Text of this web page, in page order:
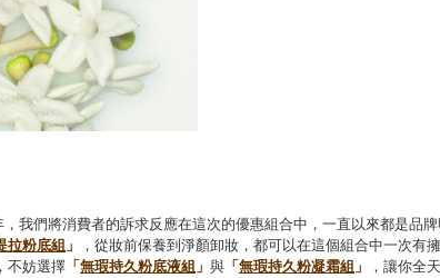
我們將消費者的訴求反應在這次的優惠組合中，一直以來都是品
拉粉底組 」 ，從妝前保養到淨顏卸妝，都可以在這個組合中一次有
不妨選擇 「無瑕持久粉底液組 」 與 「無瑕持久粉凝霜組 」
，讓你全